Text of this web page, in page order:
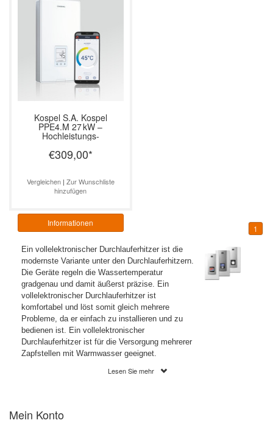
Kospel S.A. Kospel
PPE4.M 27 kW –
Hochleistungs-
Durchlauferhitzer für Bad &
Küche
€309,00*
Vergleichen| Zur Wunschliste
hinzufügen
Informationen
1
Ein vollelektronischer Durchlauferhitzer ist die
modernste Variante unter den Durchlauferhitzern.
Die Geräte regeln die Wassertemperatur
gradgenau und damit äußerst präzise. Ein
vollelektronischer Durchlauferhitzer ist
komfortabel und löst somit gleich mehrere
Probleme, da er einfach zu installieren und zu
bedienen ist. Ein vollelektronischer
Durchlauferhitzer ist für die Versorgung mehrerer
Zapfstellen mit Warmwasser geeignet.
regelt die Temperatur gradgenau
Lesen Sie mehr
Mein Konto